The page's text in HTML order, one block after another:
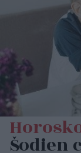
Šodien